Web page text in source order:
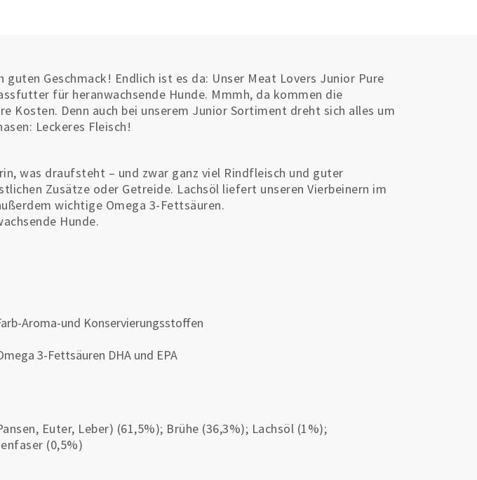
guten Geschmack! Endlich ist es da: Unser Meat Lovers Junior Pure
für heranwachsende Hunde. Mmmh, da kommen die
Kosten. Denn auch bei unserem Junior Sortiment dreht sich alles um
Leckeres Fleisch!
was draufsteht – und zwar ganz viel Rindfleisch und guter
Zusätze oder Getreide. Lachsöl liefert unseren Vierbeinern im
wichtige Omega 3-Fettsäuren.
Hunde.
Aroma-und Konservierungsstoffen
3-Fettsäuren DHA und EPA
Euter, Leber) (61,5%); Brühe (36,3%); Lachsöl (1%);
(0,5%)